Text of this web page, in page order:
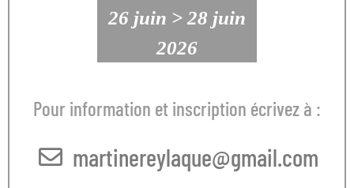
26 juin > 28 juin
2026
Pour information et inscription écrivez à :
martinereylaque@gmail.com